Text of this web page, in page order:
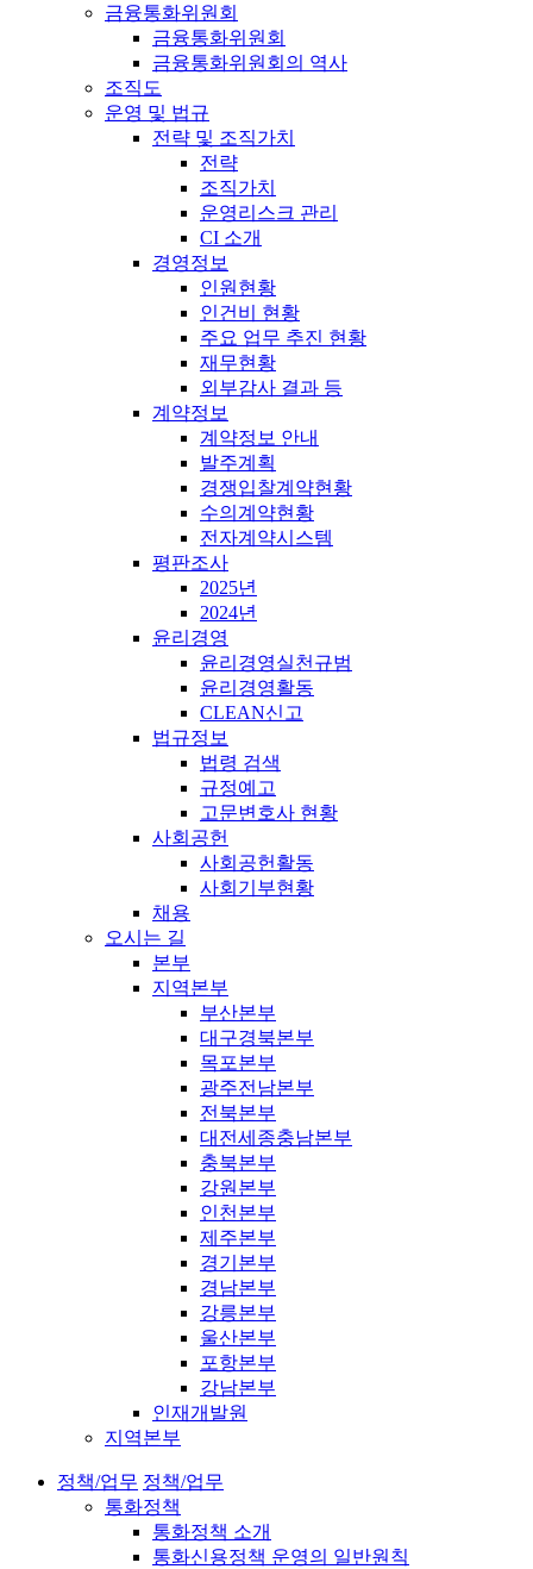
금융통화위원회
금융통화위원회
금융통화위원회의 역사
조직도
운영 및 법규
전략 및 조직가치
전략
조직가치
운영리스크 관리
CI 소개
경영정보
인원현황
인건비 현황
주요 업무 추진 현황
재무현황
외부감사 결과 등
계약정보
계약정보 안내
발주계획
경쟁입찰계약현황
수의계약현황
전자계약시스템
평판조사
2025년
2024년
윤리경영
윤리경영실천규범
윤리경영활동
CLEAN신고
법규정보
법령 검색
규정예고
고문변호사 현황
사회공헌
사회공헌활동
사회기부현황
채용
오시는 길
본부
지역본부
부산본부
대구경북본부
목포본부
광주전남본부
전북본부
대전세종충남본부
충북본부
강원본부
인천본부
제주본부
경기본부
경남본부
강릉본부
울산본부
포항본부
강남본부
인재개발원
지역본부
정책/업무 정책/업무
통화정책
통화정책 소개
통화신용정책 운영의 일반원칙